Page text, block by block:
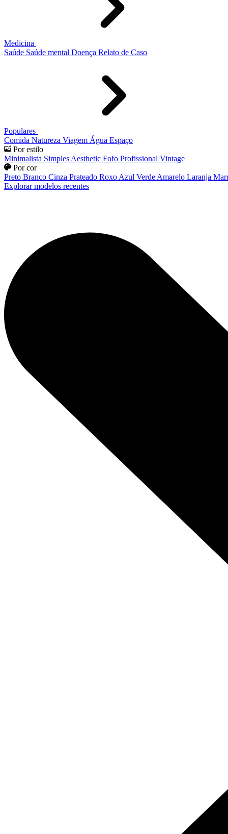
Medicina
Saúde Saúde mental Doença Relato de Caso
Populares
Comida Natureza Viagem Água Espaço
Por estilo
Minimalista Simples Aesthetic Fofo Profissional Vintage
Por cor
Preto Branco Cinza Prateado Roxo Azul Verde Amarelo Laranja
Explorar modelos recentes